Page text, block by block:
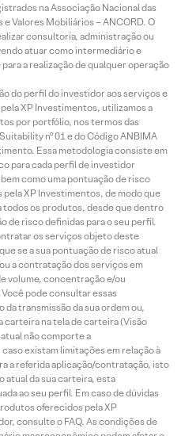
na Associação Nacional das
Valores Mobiliários – ANCORD. O
consultoria, administração ou
atuar como intermediário e
a realização de qualquer operação
do perfil do investidor aos serviços e
XP Investimentos, utilizamos a
por portfólio, nos termos das
nº 01 e do Código ANBIMA
Essa metodologia consiste em
para cada perfil de investidor
como uma pontuação de risco
XP Investimentos, de modo que
todos os produtos, desde que dentro
de risco definidas para o seu perfil.
os serviços objeto deste
se a sua pontuação de risco atual
a contratação dos serviços em
volume, concentração e/ou
pode consultar essas
transmissão da sua ordem ou,
carteira na tela de carteira (Visão
não comporte a
existam limitações em relação à
a referida aplicação/contratação, isto
atual da sua carteira, esta
ao seu perfil. Em caso de dúvidas
oferecidos pela XP
consulte o FAQ. As condições de